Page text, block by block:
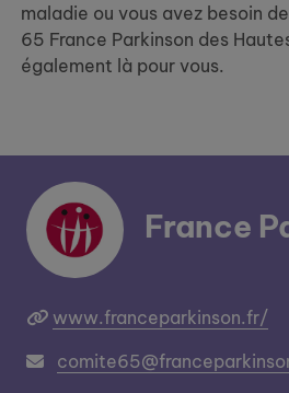
maladie ou vous avez besoin
65 France Parkinson des
également là pour vous.
France
www.franceparkinson.fr/